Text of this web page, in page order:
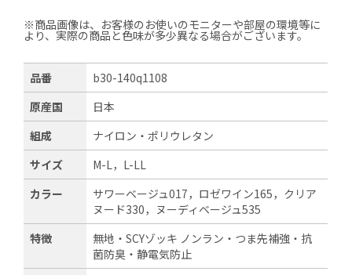
※商品画像は、お客様のお使いのモニターや部屋の環境等に
より、実際の商品と色味が多少異なる場合がございます。
品番
b30-140q1108
原産国
日本
組成
ナイロン・ポリウレタン
サイズ
M-L，L-LL
カラー
サワーベージュ017，ロゼワイン165，クリア
ヌード330，ヌーディベージュ535
特徴
無地・SCYゾッキ ノンラン・つま先補強・抗
菌防臭・静電気防止